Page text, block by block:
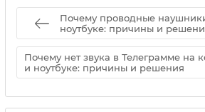
Почему проводные
ноутбуке: причины и
Почему нет звука в Телеграмме на
и ноутбуке: причины и решения